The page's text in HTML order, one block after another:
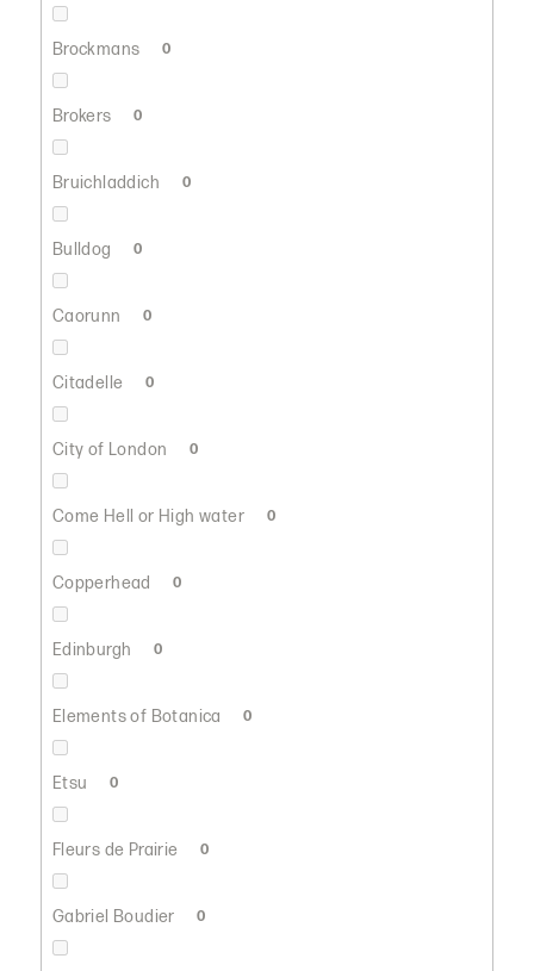
Brockmans 0
Brokers 0
Bruichladdich 0
Bulldog 0
Caorunn 0
Citadelle 0
City of London 0
Come Hell or High water 0
Copperhead 0
Edinburgh 0
Elements of Botanica 0
Etsu 0
Fleurs de Prairie 0
Gabriel Boudier 0